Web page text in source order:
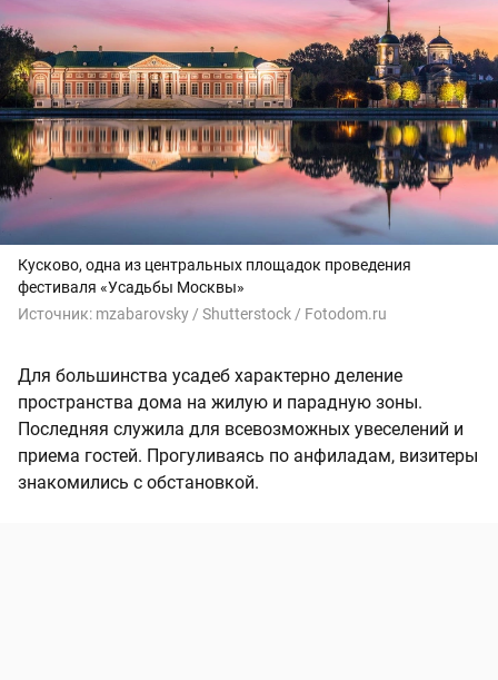
Кусково, одна из центральных площадок проведения
фестиваля «Усадьбы Москвы»
Источник: mzabarovsky / Shutterstock / Fotodom.ru
Для большинства усадеб характерно деление
пространства дома на жилую и парадную зоны.
Последняя служила для всевозможных увеселений и
приема гостей. Прогуливаясь по анфиладам, визитеры
знакомились с обстановкой.